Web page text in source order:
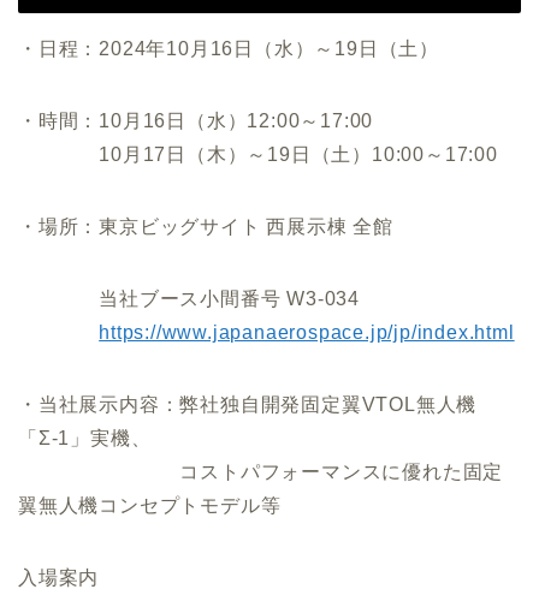
・日程：2024年10月16日（水）～19日（土）
・時間：10月16日（水）12:00～17:00
10月17日（木）～19日（土）10:00～17:00
・場所：東京ビッグサイト 西展示棟 全館
当社ブース小間番号 W3-034
https://www.japanaerospace.jp/jp/index.html
・当社展示内容：弊社独自開発固定翼VTOL無人機
「Σ-1」実機、
コストパフォーマンスに優れた固定
翼無人機コンセプトモデル等
入場案内